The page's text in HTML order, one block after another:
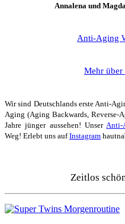
Annalena und
Anti-Aging
Mehr über
Wir sind Deutschlands erste Anti-
Aging (Aging Backwards,
Jahre jünger aussehen! Unser Anti-
Weg! Erlebt uns aufInstagram
Zeitlos